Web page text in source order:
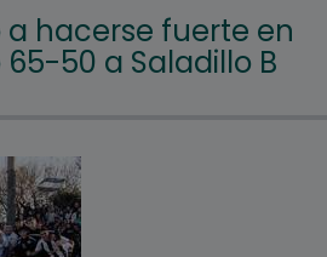
hacerse fuerte en
50 a Saladillo B